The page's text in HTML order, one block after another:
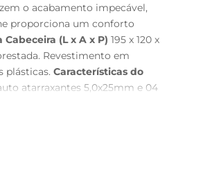
o acabamento impecável,
proporciona um conforto
(L x A x P) 195 x 120 x
Revestimento em
plásticas. Características do
atarraxantes 5,0x25mm e 04
álcool ou solvente.